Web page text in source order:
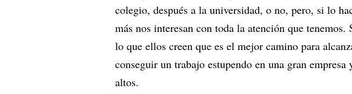
colegio, después a la universidad, o no, pero, si lo
más nos interesan con toda la atención que
lo que ellos creen que es el mejor camino para
conseguir un trabajo estupendo en una gran
altos.